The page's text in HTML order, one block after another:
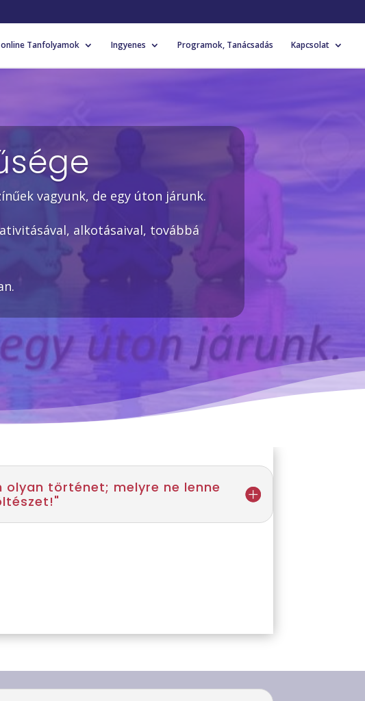
online Tanfolyamok Ingyenes Programok, Tanácsadás Kapcsolat
vagyunk, de egy úton járunk.
alkotásaival, továbbá
olyan történet; melyre ne lenne